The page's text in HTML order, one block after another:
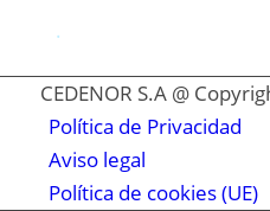
.
CEDENOR S.A @
Política de Privacidad
Aviso legal
Política de cookies (UE)